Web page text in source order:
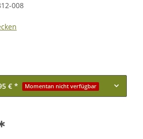
008
€ * Momentan nicht verfügbar